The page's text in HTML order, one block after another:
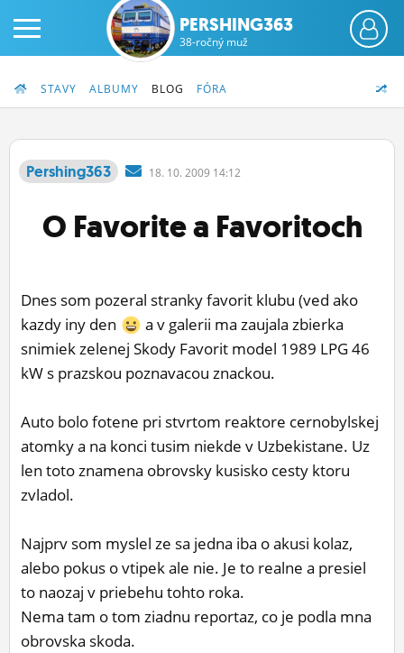
PRIHLÁS SA
ČINŽIAK
STATUSY
BLOGY
OBRÁZKY
ĽUDIA
MÔJ PROFIL
NASTAVENIA
ROLETA
PERSHING363
38-ročný muž
STAVY ALBUMY BLOG FÓRA
Pershing363 18. 10. 2009 14:12
O Favorite a Favoritoch
Dnes som pozeral stranky favorit klubu (ved ako
kazdy iny den
a v galerii ma zaujala zbierka
snimiek zelenej Skody Favorit model 1989 LPG 46
kW s prazskou poznavacou znackou.
Auto bolo fotene pri stvrtom reaktore cernobylskej
atomky a na konci tusim niekde v Uzbekistane. Uz
len toto znamena obrovsky kusisko cesty ktoru
zvladol.
Najprv som myslel ze sa jedna iba o akusi kolaz,
alebo pokus o vtipek ale nie. Je to realne a presiel
to naozaj v priebehu tohto roka.
Nema tam o tom ziadnu reportaz, co je podla mna
obrovska skoda.